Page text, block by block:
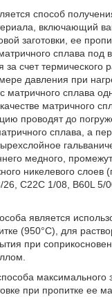
способ
включающий
заготовки, ее
сплава под
за счет термического
давления при
матричного сплава
матричного
проводят до
сплава, а
медного,
никелевого
C22C 1/08, B60L 5/
является
(950°С), для
при
максимального
при пропитке ее